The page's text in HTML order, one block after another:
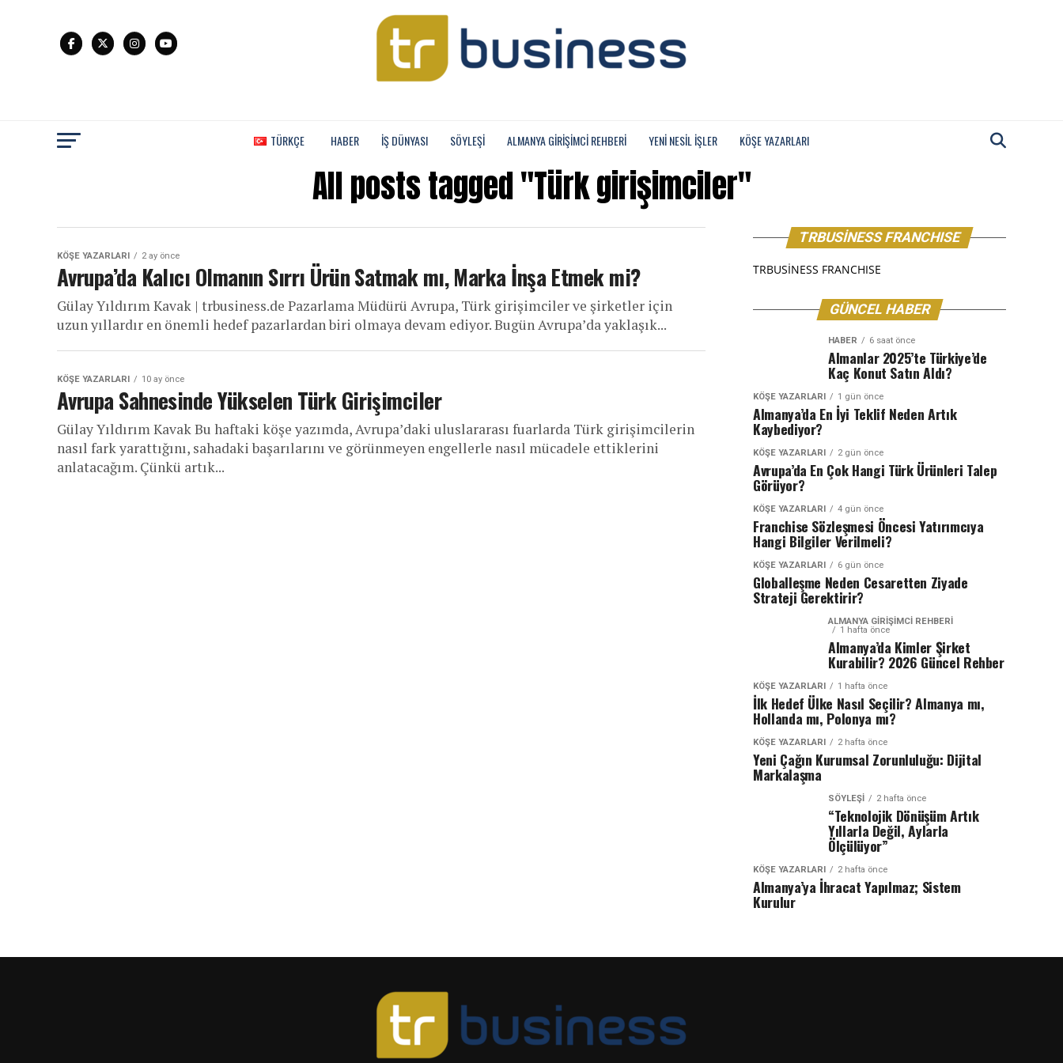
TÜRKÇE HABER İŞ DÜNYASI SÖYLEŞİ ALMANYA GIRIŞIMCI REHBERI YENI NESIL İŞLER KÖŞE YAZARLARI
All posts tagged "Türk girişimciler"
KÖŞE YAZARLARI 2 ay önce
Avrupa’da Kalıcı Olmanın Sırrı Ürün Satmak mı, Marka İnşa Etmek mi?
Gülay Yıldırım Kavak | trbusiness.de Pazarlama Müdürü Avrupa, Türk girişimciler ve şirketler için
uzun yıllardır en önemli hedef pazarlardan biri olmaya devam ediyor. Bugün Avrupa’da yaklaşık...
KÖŞE YAZARLARI 10 ay önce
Avrupa Sahnesinde Yükselen Türk Girişimciler
Gülay Yıldırım Kavak Bu haftaki köşe yazımda, Avrupa’daki uluslararası fuarlarda Türk girişimcilerin
nasıl fark yarattığını, sahadaki başarılarını ve görünmeyen engellerle nasıl mücadele ettiklerini
anlatacağım. Çünkü artık...
TRBUSİNESS FRANCHISE
TRBUSİNESS FRANCHISE
GÜNCEL HABER
HABER 6 saat önce
Almanlar 2025’te Türkiye’de
Kaç Konut Satın Aldı?
KÖŞE YAZARLARI 1 gün önce
Almanya’da En İyi Teklif Neden Artık
Kaybediyor?
KÖŞE YAZARLARI 2 gün önce
Avrupa’da En Çok Hangi Türk Ürünleri Talep
Görüyor?
KÖŞE YAZARLARI 4 gün önce
Franchise Sözleşmesi Öncesi Yatırımcıya
Hangi Bilgiler Verilmeli?
KÖŞE YAZARLARI 6 gün önce
Globalleşme Neden Cesaretten Ziyade
Strateji Gerektirir?
ALMANYA GIRIŞIMCI REHBERI
1 hafta önce
Almanya’da Kimler Şirket
Kurabilir? 2026 Güncel Rehber
KÖŞE YAZARLARI 1 hafta önce
İlk Hedef Ülke Nasıl Seçilir? Almanya mı,
Hollanda mı, Polonya mı?
KÖŞE YAZARLARI 2 hafta önce
Yeni Çağın Kurumsal Zorunluluğu: Dijital
Markalaşma
SÖYLEŞİ 2 hafta önce
“Teknolojik Dönüşüm Artık
Yıllarla Değil, Aylarla
Ölçülüyor”
KÖŞE YAZARLARI 2 hafta önce
Almanya’ya İhracat Yapılmaz; Sistem
Kurulur